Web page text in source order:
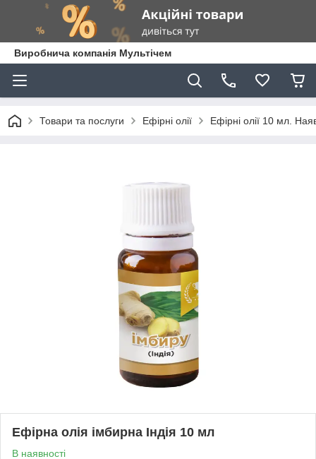
Виробнича компанія Мультічем
Товари та послуги Ефірні олії Ефірні олії 10 мл.
Ефірна олія імбирна Індія 10 мл
В наявності